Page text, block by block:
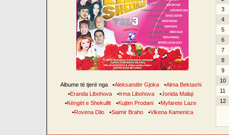
Albume të tjerë nga •Aleksandër Gjoka •Alma Bektashi
•Eranda Libohova •Irma Libohova •Jonida Maliqi
•Këngët e Shekullit •Kujtim Prodani •Myfarete Laze
•Rovena Dilo •Saimir Braho •Vikena Kamenica
3
4
5
6
7
8
9
10
11
12